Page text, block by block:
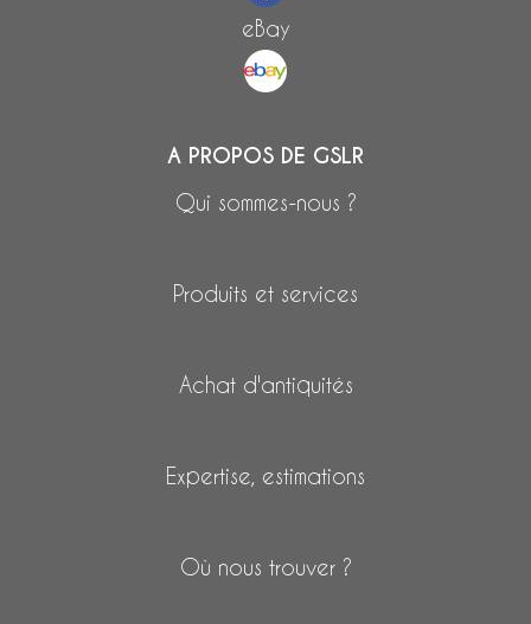
eBay
A PROPOS DE GSLR
Qui sommes-nous ?
Produits et services
Achat d'antiquités
Expertise, estimations
Où nous trouver ?